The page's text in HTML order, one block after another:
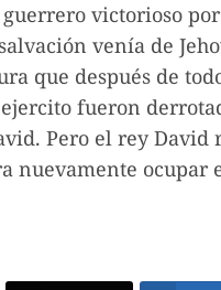
victorioso
venía de
que después de
fueron
Pero el rey David
nuevamente ocupar